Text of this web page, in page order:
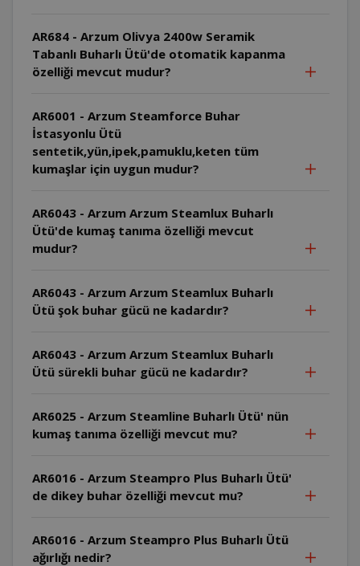
AR684 - Arzum Olivya 2400w Seramik
Tabanlı Buharlı Ütü'de otomatik kapanma
özelliği mevcut mudur?
AR6001 - Arzum Steamforce Buhar
İstasyonlu Ütü
sentetik,yün,ipek,pamuklu,keten tüm
kumaşlar için uygun mudur?
AR6043 - Arzum Arzum Steamlux Buharlı
Ütü'de kumaş tanıma özelliği mevcut
mudur?
AR6043 - Arzum Arzum Steamlux Buharlı
Ütü şok buhar gücü ne kadardır?
AR6043 - Arzum Arzum Steamlux Buharlı
Ütü sürekli buhar gücü ne kadardır?
AR6025 - Arzum Steamline Buharlı Ütü' nün
kumaş tanıma özelliği mevcut mu?
AR6016 - Arzum Steampro Plus Buharlı Ütü'
de dikey buhar özelliği mevcut mu?
AR6016 - Arzum Steampro Plus Buharlı Ütü
ağırlığı nedir?